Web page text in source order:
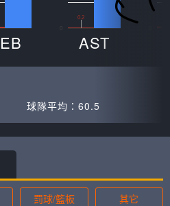
0.2
AST
球隊平均： 60.5
罰球/籃板 其它